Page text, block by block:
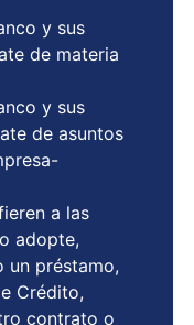
y sus
de materia
y sus
de asuntos
a las
adopte,
un préstamo,
Crédito,
contrato o